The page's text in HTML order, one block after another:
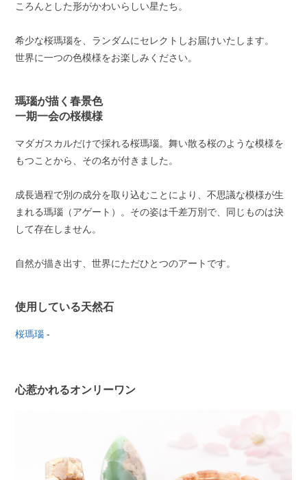
ころんとした形がかわいらしい星たち。
希少な桜瑪瑙を、ランダムにセレクトしお届けいたします。
世界に一つの色模様をお楽しみください。
瑪瑙が描く春景色
一期一会の桜模様
マダガスカルだけで採れる桜瑪瑙。舞い散る桜のような模様を
もつことから、その名が付きました。
成長過程で別の成分を取り込むことにより、不思議な模様が生
まれる瑪瑙（アゲート）。その姿は千差万別で、同じものは決
して存在しません。
自然が描き出す、世界にただひとつのアートです。
使用している天然石
桜瑪瑙 -
心惹かれるオンリーワン